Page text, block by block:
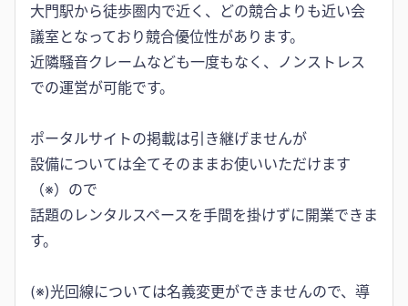
大門駅から徒歩圏内で近く、どの競合よりも近い会
議室となっており競合優位性があります。
近隣騒音クレームなども一度もなく、ノンストレス
での運営が可能です。
ポータルサイトの掲載は引き継げませんが
設備については全てそのままお使いいただけます
（※）ので
話題のレンタルスペースを手間を掛けずに開業できま
す。
(※)光回線については名義変更ができませんので、導